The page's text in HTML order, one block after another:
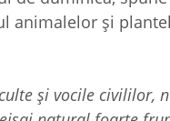
animalelor și
și vocile civililor,